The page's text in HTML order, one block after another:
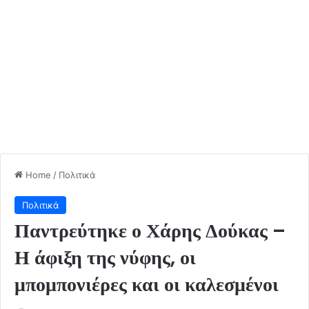
Home / Πολιτικά
Πολιτικά
Παντρεύτηκε ο Χάρης Δούκας –
Η άφιξη της νύφης, οι
μπομπονιέρες και οι καλεσμένοι